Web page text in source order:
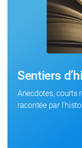
Sentiers
Anecdotes, courts
racontée par